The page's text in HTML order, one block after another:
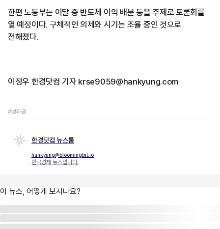
한편 노동부는 이달 중 반도체 이익 배분 등을 주제로 토론회를
열 예정이다. 구체적인 의제와 시기는 조율 중인 것으로
전해졌다.
이정우 한경닷컴 기자 krse9059@hankyung.com
#성과급
한경닷컴 뉴스룸
hankyung@bloomingbit.io
한국경제 뉴스입니다.
이 뉴스, 어떻게 보시나요?